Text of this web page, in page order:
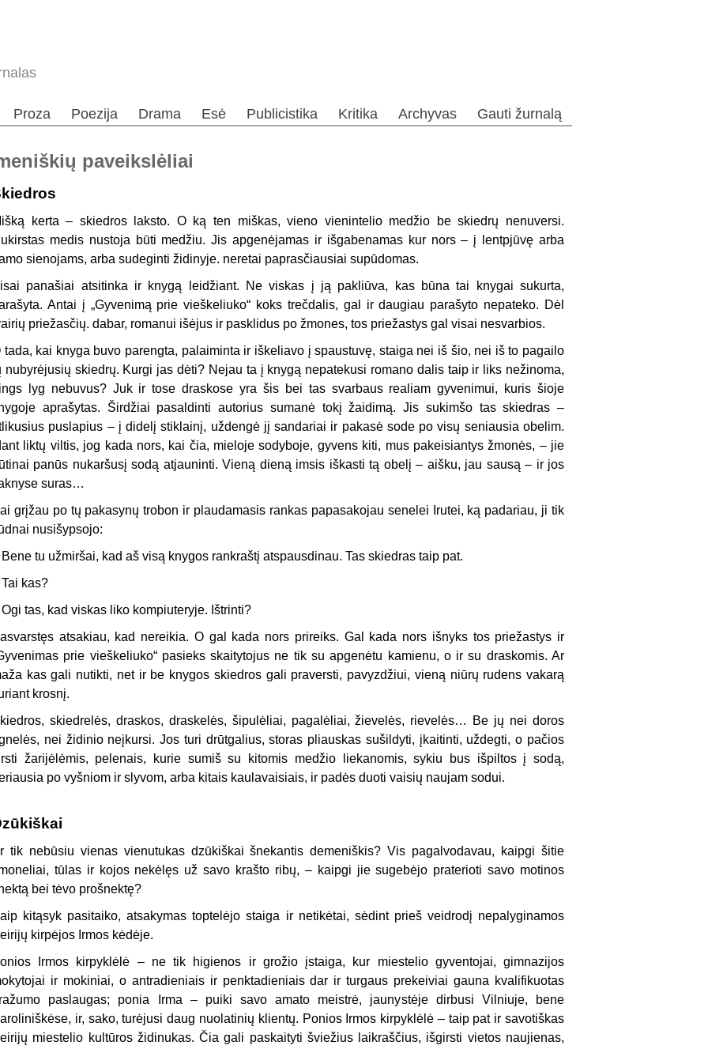
Proza Poezija Drama Esė Publicistika Kritika Archyvas Gauti žurnalą
paveikslėliai
kerta – skiedros laksto. O ką ten miškas, vieno vienintelio medžio be skiedrų nenuversi.
medis nustoja būti medžiu. Jis apgenėjamas ir išgabenamas kur nors – į lentpjūvę arba
sienojams, arba sudeginti židinyje. neretai paprasčiausiai supūdomas.
panašiai atsitinka ir knygą leidžiant. Ne viskas į ją pakliūva, kas būna tai knygai sukurta,
Antai į „Gyvenimą prie vieškeliuko“ koks trečdalis, gal ir daugiau parašyto nepateko. Dėl
priežasčių. dabar, romanui išėjus ir pasklidus po žmones, tos priežastys gal visai nesvarbios.
tada, kai knyga buvo parengta, palaiminta ir iškeliavo į spaustuvę, staiga nei iš šio, nei iš to pagailo
nubyrėjusių skiedrų. Kurgi jas dėti? Nejau ta į knygą nepatekusi romano dalis taip ir liks nežinoma,
lyg nebuvus? Juk ir tose draskose yra šis bei tas svarbaus realiam gyvenimui, kuris šioje
aprašytas. Širdžiai pasaldinti autorius sumanė tokį žaidimą. Jis sukimšo tas skiedras –
puslapius – į didelį stiklainį, uždengė jį sandariai ir pakasė sode po visų seniausia obelim.
liktų viltis, jog kada nors, kai čia, mieloje sodyboje, gyvens kiti, mus pakeisiantys žmonės, – jie
panūs nukaršusį sodą atjauninti. Vieną dieną imsis iškasti tą obelį – aišku, jau sausą – ir jos
suras…
grįžau po tų pakasynų trobon ir plaudamasis rankas papasakojau senelei Irutei, ką padariau, ji tik
nusišypsojo:
tu užmiršai, kad aš visą knygos rankraštį atspausdinau. Tas skiedras taip pat.
kas?
tas, kad viskas liko kompiuteryje. Ištrinti?
atsakiau, kad nereikia. O gal kada nors prireiks. Gal kada nors išnyks tos priežastys ir
prie vieškeliuko“ pasieks skaitytojus ne tik su apgenėtu kamienu, o ir su draskomis. Ar
kas gali nutikti, net ir be knygos skiedros gali praversti, pavyzdžiui, vieną niūrų rudens vakarą
krosnį.
skiedrelės, draskos, draskelės, šipulėliai, pagalėliai, žievelės, rievelės… Be jų nei doros
nei židinio neįkursi. Jos turi drūtgalius, storas pliauskas sušildyti, įkaitinti, uždegti, o pačios
žarijėlėmis, pelenais, kurie sumiš su kitomis medžio liekanomis, sykiu bus išpiltos į sodą,
po vyšniom ir slyvom, arba kitais kaulavaisiais, ir padės duoti vaisių naujam sodui.
tik nebūsiu vienas vienutukas dzūkiškai šnekantis demeniškis? Vis pagalvodavau, kaipgi šitie
tūlas ir kojos nekėlęs už savo krašto ribų, – kaipgi jie sugebėjo praterioti savo motinos
bei tėvo prošnektę?
kitąsyk pasitaiko, atsakymas toptelėjo staiga ir netikėtai, sėdint prieš veidrodį nepalyginamos
kirpėjos Irmos kėdėje.
Irmos kirpyklėlė – ne tik higienos ir grožio įstaiga, kur miestelio gyventojai, gimnazijos
ir mokiniai, o antradieniais ir penktadieniais dar ir turgaus prekeiviai gauna kvalifikuotas
paslaugas; ponia Irma – puiki savo amato meistrė, jaunystėje dirbusi Vilniuje, bene
ir, sako, turėjusi daug nuolatinių klientų. Ponios Irmos kirpyklėlė – taip pat ir savotiškas
miestelio kultūros židinukas. Čia gali paskaityti šviežius laikraščius, išgirsti vietos naujienas,